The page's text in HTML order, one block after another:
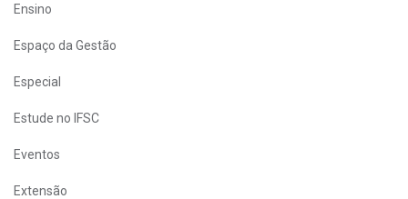
Ensino
Espaço da Gestão
Especial
Estude no IFSC
Eventos
Extensão